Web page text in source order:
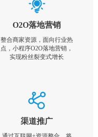
O2O落地营销
整合商家资源，面向行业热
点，小程序O2O落地营销，
实现粉丝裂变式增长
渠道推广